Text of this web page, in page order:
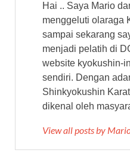
Hai .. Saya Mario
menggeluti olaraga
sampai sekarang
menjadi pelatih di
website kyokushin-
sendiri. Dengan
Shinkyokushin
dikenal oleh
View all posts by